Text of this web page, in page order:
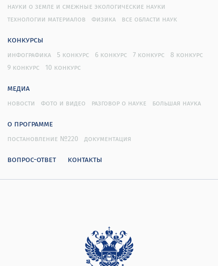
науки о земле и смежные экологические науки
технологии материалов
физика все области наук
конкурсы
инфографика 5 конкурс 6 конкурс 7 конкурс
8 конкурс
9 конкурс
10 конкурс
медиа
новости фото и видео разговор о науке большая наука
о программе
постановление №220 документация
вопрос-ответ контакты